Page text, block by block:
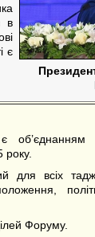
в
є
року.
всіх
Форуму.